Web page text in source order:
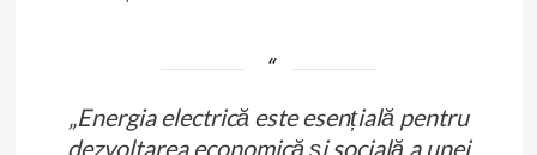
„Energia electrică este esențială pentru
dezvoltarea economică și socială a unei